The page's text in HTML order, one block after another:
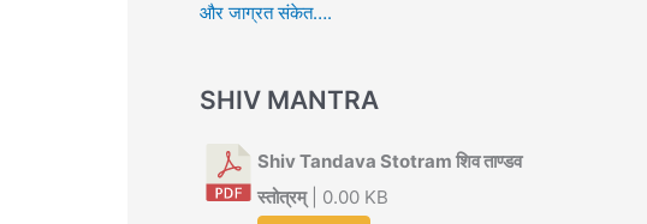
और जाग्रत संकेत….
SHIV MANTRA
Shiv Tandava Stotram शिव ताण्डव
स्तोत्रम्| 0.00 KB